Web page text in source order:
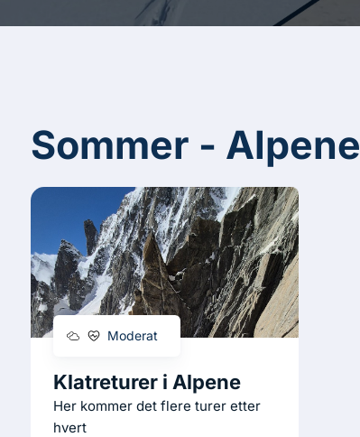
Sommer - Alpene
Moderat
Klatreturer i Alpene
Her kommer det flere turer etter
hvert